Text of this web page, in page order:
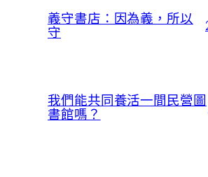
義守書店：因為義，所以
守
我們能共同養活一間民營圖
書館嗎？